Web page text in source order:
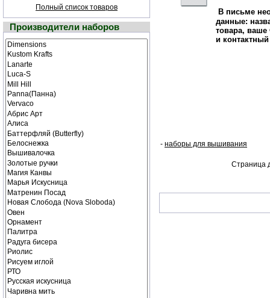
Полный список товаров
Производители наборов
В письме
данные:
товара,
и
- наборы для вышивания
Страница